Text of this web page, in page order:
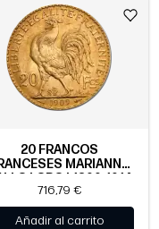
20 FRANCOS
MARIANNE
| ORO | 1899-1914
716,79 €
Añadir al carrito